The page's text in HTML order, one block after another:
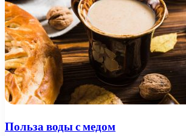
Польза воды с медом